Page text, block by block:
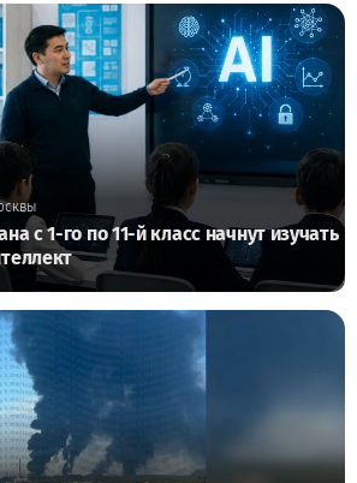
с 1-го по 11-й класс начнут изучать